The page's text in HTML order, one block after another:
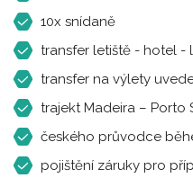
10x snídaně
transfer letiště - hotel -
transfer na výlety
trajekt Madeira – Porto
českého průvodce
pojištění záruky pro